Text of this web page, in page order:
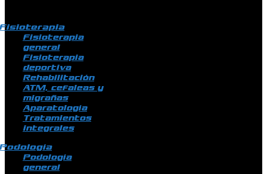
Fisioterapia
general
Fisioterapia
deportiva
Rehabilitación
ATM, cefaleas y
migrañas
Aparatología
Tratamientos
integrales
Podología
general